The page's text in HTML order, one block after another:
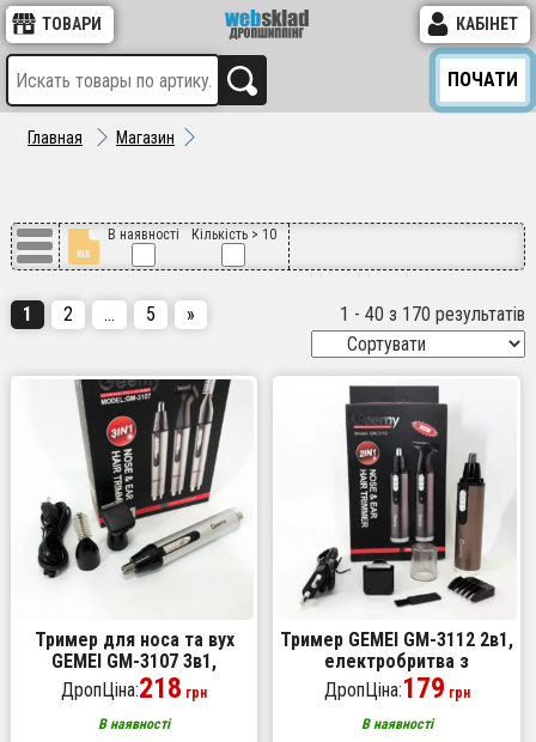
ТОВАРИ КАБІНЕТ
ПОЧАТИ
Главная Магазин
В наявності Кількість > 10
1 2 … 5 » 1 - 40 з 170 результатів
Тример для носа та вух
GEMEI GM-3107 3в1,
електробритва з
насадками для бороди,
триммер для бороди
ДропЦіна:218 грн
В наявності
Тример GEMEI GM-3112 2в1,
електробритва з
насадками для бороди,
триммер для бороди,
триммер бездротової
ДропЦіна:179 грн
В наявності